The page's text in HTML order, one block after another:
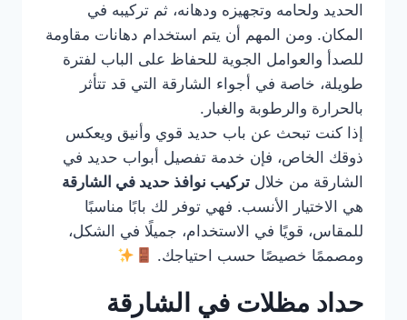
الحديد ولحامه وتجهيزه ودهانه، ثم تركيبه في
المكان. ومن المهم أن يتم استخدام دهانات مقاومة
للصدأ والعوامل الجوية للحفاظ على الباب لفترة
طويلة، خاصة في أجواء الشارقة التي قد تتأثر
بالحرارة والرطوبة والغبار.
إذا كنت تبحث عن باب حديد قوي وأنيق ويعكس
ذوقك الخاص، فإن خدمة تفصيل أبواب حديد في
الشارقة من خلال تركيب نوافذ حديد في الشارقة
هي الاختيار الأنسب. فهي توفر لك بابًا مناسبًا
للمقاس، قويًا في الاستخدام، جميلًا في الشكل،
ومصممًا خصيصًا حسب احتياجك.
حداد مظلات في الشارقة